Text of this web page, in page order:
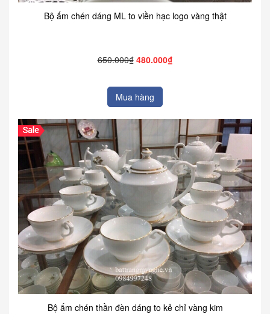
Bộ ấm chén dáng ML to viền hạc logo vàng thật
650.000₫ 480.000₫
Mua hàng
Bộ ấm chén thần đèn dáng to kẻ chỉ vàng kim